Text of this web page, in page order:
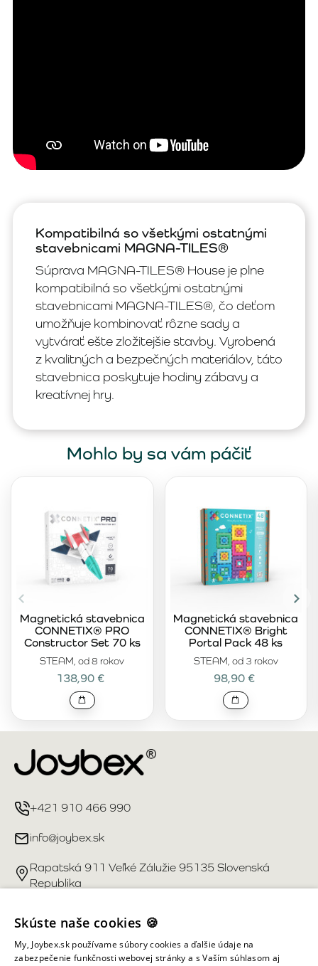
Kompatibilná so všetkými ostatnými
stavebnicami MAGNA-TILES®
Súprava MAGNA-TILES® House je plne
kompatibilná so všetkými ostatnými
stavebnicami MAGNA-TILES®, čo deťom
umožňuje kombinovať rôzne sady a
vytvárať ešte zložitejšie stavby. Vyrobená
z kvalitných a bezpečných materiálov, táto
stavebnica poskytuje hodiny zábavy a
kreatívnej hry.
Mohlo by sa vám páčiť
STEAM, od 8 rokov
Magnetická stavebnica
CONNETIX® PRO
Constructor Set 70 ks
138,90 €
STEAM, od 3 rokov
Magnetická stavebnica
CONNETIX® Bright
Portal Pack 48 ks
98,90 €
+421 910 466 990
info@joybex.sk
Rapatská 911 Veľké Zálužie 95135 Slovenská
Republika
Užitočné odkazy
Účet
Skúste naše cookies 🍪
My, Joybex.sk používame súbory cookies a ďalšie údaje na
zabezpečenie funkčnosti webovej stránky a s Vaším súhlasom aj